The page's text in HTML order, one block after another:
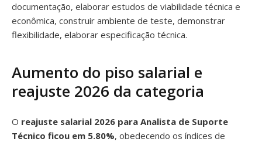
documentação, elaborar estudos de viabilidade técnica e
econômica, construir ambiente de teste, demonstrar
flexibilidade, elaborar especificação técnica.
Aumento do piso salarial e
reajuste 2026 da categoria
O reajuste salarial 2026 para Analista de Suporte
Técnico ficou em 5.80%, obedecendo os índices de